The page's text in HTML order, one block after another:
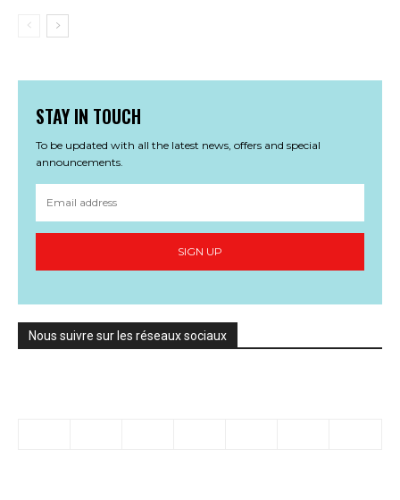
STAY IN TOUCH
To be updated with all the latest news, offers and special
announcements.
SIGN UP
Nous suivre sur les réseaux sociaux